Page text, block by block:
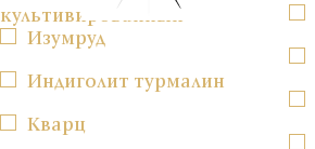
культивированный
Изумруд
Индиголит турмалин
Кварц